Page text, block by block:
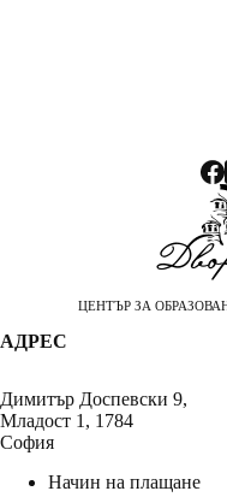
ЦЕНТЪР ЗА
АДРЕС
Димитър Доспевски 9,
Младост 1, 1784
София
Начин на плащане